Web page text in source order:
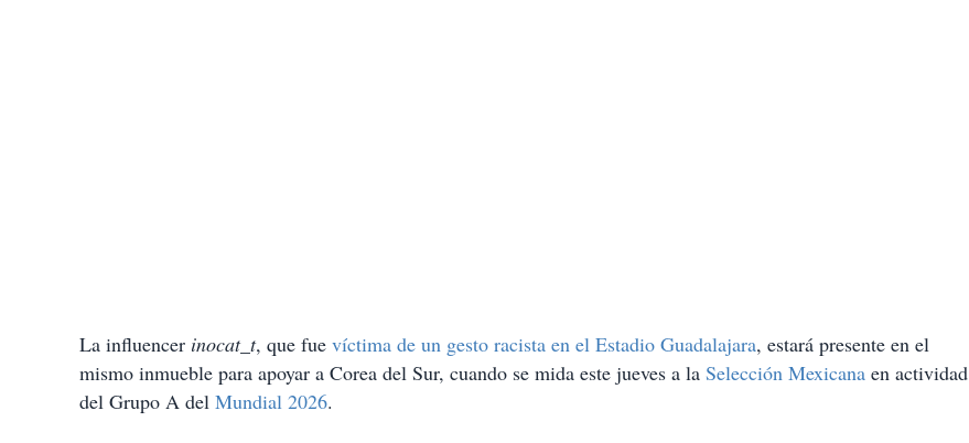
La influencer inocat_t, que fue víctima de un gesto racista en el Estadio Guadalajara, estará presente en el
mismo inmueble para apoyar a Corea del Sur, cuando se mida este jueves a la Selección Mexicana en actividad
del Grupo A del Mundial 2026.